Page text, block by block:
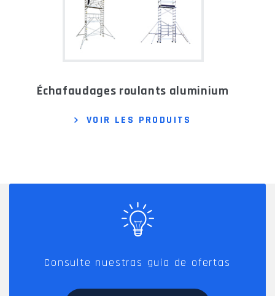
échafaudages roulants aluminium
VOIR LES PRODUITS
Consulte nuestras guia de ofertas